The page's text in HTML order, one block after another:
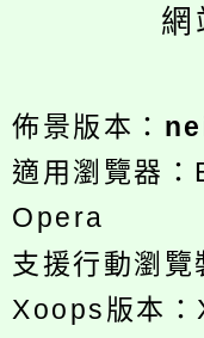
網
佈景版本：
適用瀏覽器
Opera
支援行動瀏覽
Xoops版本：